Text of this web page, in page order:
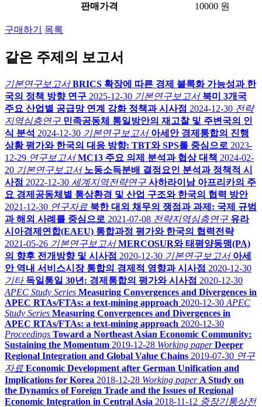
판매가격
10000 원
구매하기 목록
같은 주제의 보고서
기본연구보고서 BRICS 확장에 따른 경제 블록화 가능성과 한
국의 정책 방향 연구 2025-12-30 기본연구보고서 북미 3개국
주요 산업별 공급망 연계 강화 정책과 시사점 2024-12-30 전략
지역심층연구 민족공동체 통일방안의 재고찰 및 주변국의 인
식 분석 2024-12-30 기본연구보고서 아세안 경제통합의 진행
상황 평가와 한국의 대응 방향: TBT와 SPS를 중심으로 2023-
12-29 연구보고서 MC13 주요 의제 분석과 협상 대책 2024-02-
20 기본연구보고서 노동소득분배 결정요인 분석과 정책적 시
사점 2022-12-30 세계지역전략연구 사하라이남 아프리카의 주
요 경제공동체별 통상환경 및 산업 구조와 한국의 협력 방안
2021-12-30 연구자료 북한 대외 채무의 쟁점과 과제: 국제 규범
과 해외 사례를 중심으로 2021-07-08 전략지역심층연구 유라
시아경제연합(EAEU) 통합과정 평가와 한국의 협력전략
2021-05-26 기본연구보고서 MERCOSUR와 태평양동맹(PA)
의 향후 전개방향 및 시사점 2020-12-30 기본연구보고서 아세
안 역내 서비스시장 통합의 경제적 영향과 시사점 2020-12-30
기타 독일통일 30년: 경제통합의 평가와 시사점 2020-12-30
APEC Study Series Measuring Convergences and Divergences in
APEC RTAs/FTAs: a text-mining approach 2020-12-30 APEC
Study Series Measuring Convergences and Divergences in
APEC RTAs/FTAs: a text-mining approach 2020-12-30
Proceedings Toward a Northeast Asian Economic Community:
Sustaining the Momentum 2019-12-28 Working paper Deeper
Regional Integration and Global Value Chains 2019-07-30 연구
자료 Economic Development after German Unification and
Implications for Korea 2018-12-28 Working paper A Study on
the Dynamics of Foreign Trade and the Issues of Regional
Economic Integration in Central Asia 2018-11-12 중장기통상전